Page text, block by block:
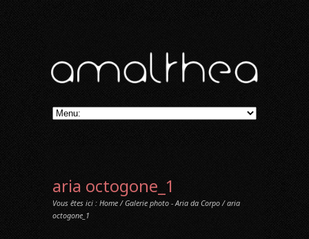
aria octogone_1
Vous êtes ici : Home/Galerie photo - Aria da Corpo/ aria
octogone_1